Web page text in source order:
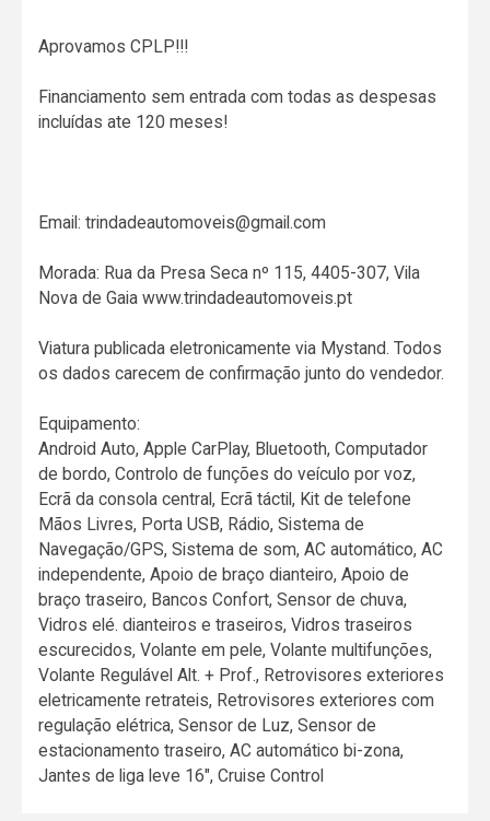
Aprovamos CPLP!!!
Financiamento sem entrada com todas as despesas
incluídas ate 120 meses!
Email: trindadeautomoveis@gmail.com
Morada: Rua da Presa Seca nº 115, 4405-307, Vila
Nova de Gaia www.trindadeautomoveis.pt
Viatura publicada eletronicamente via Mystand. Todos
os dados carecem de confirmação junto do vendedor.
Equipamento:
Android Auto, Apple CarPlay, Bluetooth, Computador
de bordo, Controlo de funções do veículo por voz,
Ecrã da consola central, Ecrã táctil, Kit de telefone
Mãos Livres, Porta USB, Rádio, Sistema de
Navegação/GPS, Sistema de som, AC automático, AC
independente, Apoio de braço dianteiro, Apoio de
braço traseiro, Bancos Confort, Sensor de chuva,
Vidros elé. dianteiros e traseiros, Vidros traseiros
escurecidos, Volante em pele, Volante multifunções,
Volante Regulável Alt. + Prof., Retrovisores exteriores
eletricamente retrateis, Retrovisores exteriores com
regulação elétrica, Sensor de Luz, Sensor de
estacionamento traseiro, AC automático bi-zona,
Jantes de liga leve 16", Cruise Control